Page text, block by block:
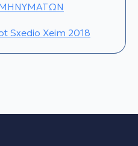
Sxedio Xeim 2018